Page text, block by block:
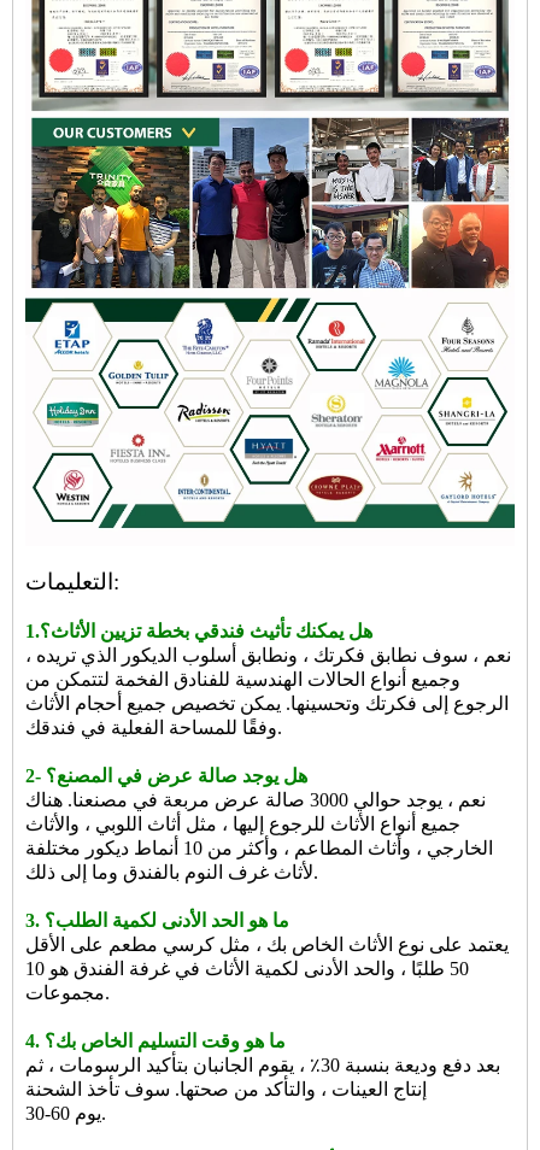
التعليمات:
1.هل يمكنك تأثيث فندقي بخطة تزيين الأثاث؟
نعم ، سوف نطابق فكرتك ، ونطابق أسلوب الديكور الذي تريده ،
وجميع أنواع الحالات الهندسية للفنادق الفخمة لتتمكن من
الرجوع إلى فكرتك وتحسينها. يمكن تخصيص جميع أحجام الأثاث
وفقًا للمساحة الفعلية في فندقك.
2- هل يوجد صالة عرض في المصنع؟
نعم ، يوجد حوالي 3000 صالة عرض مربعة في مصنعنا. هناك
جميع أنواع الأثاث للرجوع إليها ، مثل أثاث اللوبي ، والأثاث
الخارجي ، وأثاث المطاعم ، وأكثر من 10 أنماط ديكور مختلفة
لأثاث غرف النوم بالفندق وما إلى ذلك.
3. ما هو الحد الأدنى لكمية الطلب؟
يعتمد على نوع الأثاث الخاص بك ، مثل كرسي مطعم على الأقل
50 طلبًا ، والحد الأدنى لكمية الأثاث في غرفة الفندق هو 10
مجموعات.
4. ما هو وقت التسليم الخاص بك؟
بعد دفع وديعة بنسبة 30٪ ، يقوم الجانبان بتأكيد الرسومات ، ثم
إنتاج العينات ، والتأكد من صحتها. سوف تأخذ الشحنة
30-60 يوم.